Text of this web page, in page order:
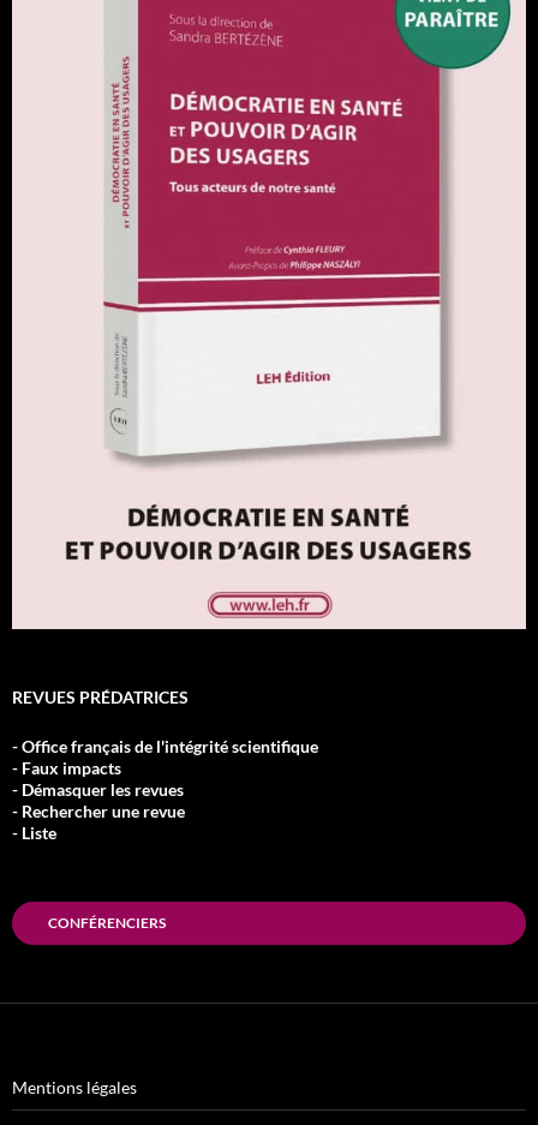
REVUES PRÉDATRICES
- Office français de l'intégrité scientifique
- Faux impacts
- Démasquer les revues
- Rechercher une revue
- Liste
CONFÉRENCIERS
Mentions légales